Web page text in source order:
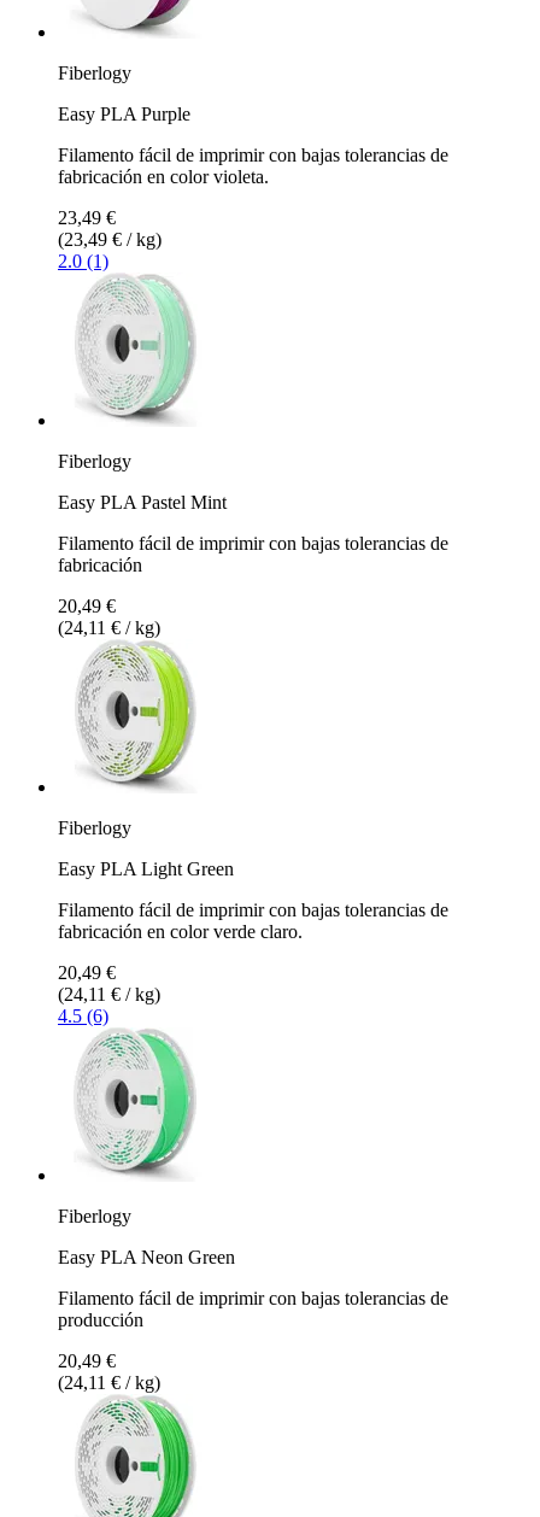
Fiberlogy
Easy PLA Purple
Filamento fácil de imprimir con bajas tolerancias de
fabricación en color violeta.
23,49 €
(23,49 € / kg)
2.0 (1)
Fiberlogy
Easy PLA Pastel Mint
Filamento fácil de imprimir con bajas tolerancias de
fabricación
20,49 €
(24,11 € / kg)
Fiberlogy
Easy PLA Light Green
Filamento fácil de imprimir con bajas tolerancias de
fabricación en color verde claro.
20,49 €
(24,11 € / kg)
4.5 (6)
Fiberlogy
Easy PLA Neon Green
Filamento fácil de imprimir con bajas tolerancias de
producción
20,49 €
(24,11 € / kg)